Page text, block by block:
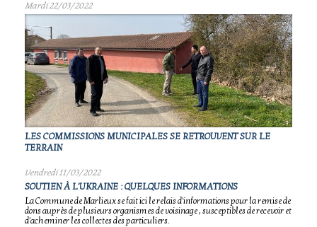
Mardi 22/03/2022
LES COMMISSIONS MUNICIPALES SE RETROUVENT SUR LE
TERRAIN
Vendredi 11/03/2022
SOUTIEN À L'UKRAINE : QUELQUES INFORMATIONS
La Commune de Marlieux se fait ici le relais d'informations pour la remise de
dons auprès de plusieurs organismes de voisinage , susceptibles de recevoir et
d'acheminer les collectes des particuliers.